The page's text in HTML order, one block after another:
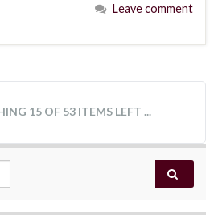
Leave comment
în Namur. Luptătorii
și gastronomie din
gastronomie